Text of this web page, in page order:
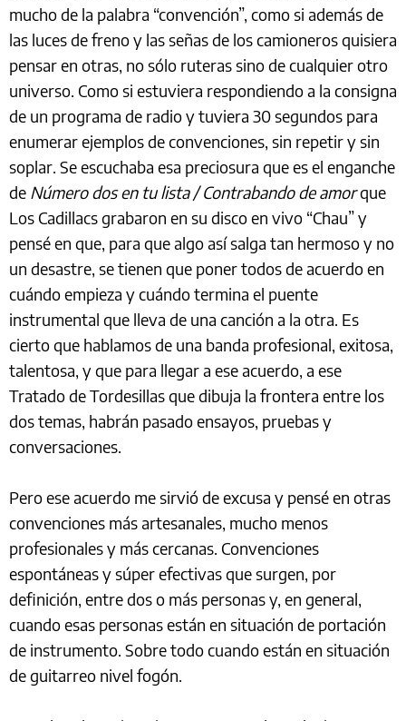
mucho de la palabra “convención”, como si además de
las luces de freno y las señas de los camioneros quisiera
pensar en otras, no sólo ruteras sino de cualquier otro
universo. Como si estuviera respondiendo a la consigna
de un programa de radio y tuviera 30 segundos para
enumerar ejemplos de convenciones, sin repetir y sin
soplar. Se escuchaba esa preciosura que es el enganche
de Número dos en tu lista / Contrabando de amorque
Los Cadillacs grabaron en su disco en vivo “Chau” y
pensé en que, para que algo así salga tan hermoso y no
un desastre, se tienen que poner todos de acuerdo en
cuándo empieza y cuándo termina el puente
instrumental que lleva de una canción a la otra. Es
cierto que hablamos de una banda profesional, exitosa,
talentosa, y que para llegar a ese acuerdo, a ese
Tratado de Tordesillas que dibuja la frontera entre los
dos temas, habrán pasado ensayos, pruebas y
conversaciones.
Pero ese acuerdo me sirvió de excusa y pensé en otras
convenciones más artesanales, mucho menos
profesionales y más cercanas. Convenciones
espontáneas y súper efectivas que surgen, por
definición, entre dos o más personas y, en general,
cuando esas personas están en situación de portación
de instrumento. Sobre todo cuando están en situación
de guitarreo nivel fogón.